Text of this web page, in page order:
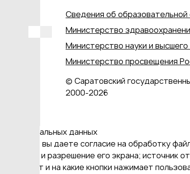
Сведения об образовательной
Министерство
Министерство науки и
Министерство просвещения
© Саратовский
2000‑2026
персональных данных
наш сайт, вы даете согласие на обработку
и разрешение его экрана; источник
открывает и на какие кнопки нажимает